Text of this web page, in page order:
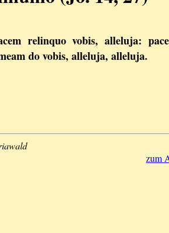
relinquo vobis, alleluja:
do vobis, alleluja, alleluja.
zum